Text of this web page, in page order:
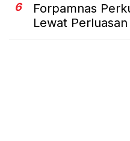
6
Forpamnas
Lewat